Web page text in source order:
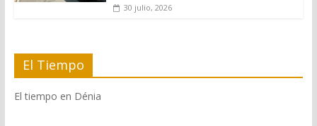
30 julio, 2026
El Tiempo
El tiempo en Dénia